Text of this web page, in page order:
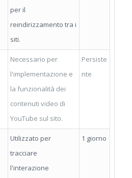
per il
reindirizzamento tra i
siti.
Necessario per
l'implementazione e
la funzionalità dei
contenuti video di
YouTube sul sito.
Persiste
nte
Utilizzato per
tracciare
l'interazione
1 giorno